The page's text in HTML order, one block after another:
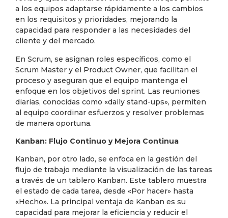
a los equipos adaptarse rápidamente a los cambios
en los requisitos y prioridades, mejorando la
capacidad para responder a las necesidades del
cliente y del mercado.
En Scrum, se asignan roles específicos, como el
Scrum Master y el Product Owner, que facilitan el
proceso y aseguran que el equipo mantenga el
enfoque en los objetivos del sprint. Las reuniones
diarias, conocidas como «daily stand-ups», permiten
al equipo coordinar esfuerzos y resolver problemas
de manera oportuna.
Kanban: Flujo Continuo y Mejora Continua
Kanban, por otro lado, se enfoca en la gestión del
flujo de trabajo mediante la visualización de las tareas
a través de un tablero Kanban. Este tablero muestra
el estado de cada tarea, desde «Por hacer» hasta
«Hecho». La principal ventaja de Kanban es su
capacidad para mejorar la eficiencia y reducir el